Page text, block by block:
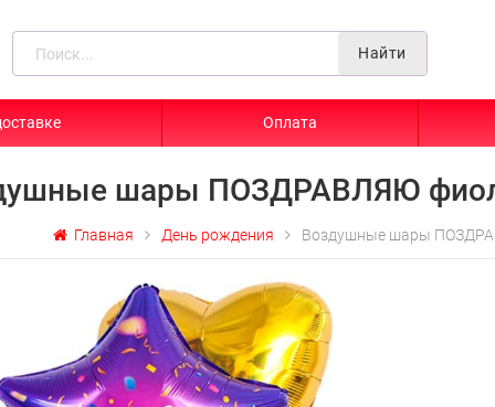
Найти
Оплата
шары ПОЗДРАВЛЯЮ
Главная День рождения Воздушные шары